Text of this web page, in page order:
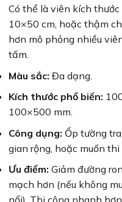
Có thể là viên kích thước
10×50 cm, hoặc thậm
hơn mô phỏng nhiều
tấm.
Màu sắc: Đa dạng.
Kích thước phổ biến:
100×500 mm.
Công dụng: Ốp tường
gian rộng, hoặc muốn
Ưu điểm: Giảm đường
mạch hơn (nếu không